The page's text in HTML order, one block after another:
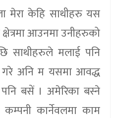
मेरा केहि साथीहरु यस
आउनमा उनीहरुको
साथीहरुले मलाई पनि
अनि म यसमा आवद्ध
बसें । अमेरिका बस्ने
कार्नेवलमा काम